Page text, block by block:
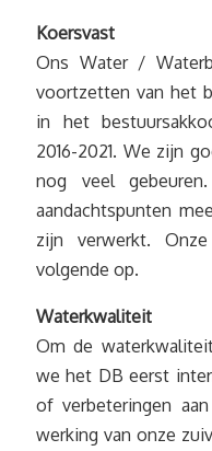
Koersvast
Ons Water /
voortzetten van het
in het
2016-2021. We zijn
nog veel
aandachtspunten
zijn verwerkt.
volgende op.
Waterkwaliteit
Om de
we het DB eerst
of verbeteringen
werking van onze